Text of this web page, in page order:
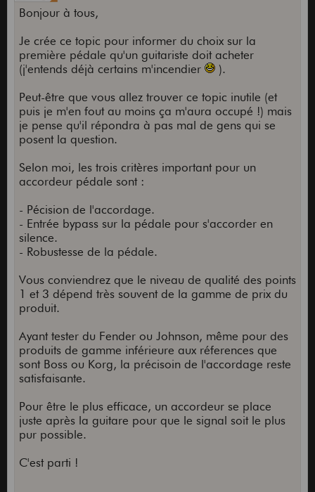
Bonjour à tous,
Je crée ce topic pour informer du choix sur la
première pédale qu'un guitariste doit acheter
(j'entends déjà certains m'incendier
).
Peut-être que vous allez trouver ce topic inutile (et
puis je m'en fout au moins ça m'aura occupé !) mais
je pense qu'il répondra à pas mal de gens qui se
posent la question.
Selon moi, les trois critères important pour un
accordeur pédale sont :
- Pécision de l'accordage.
- Entrée bypass sur la pédale pour s'accorder en
silence.
- Robustesse de la pédale.
Vous conviendrez que le niveau de qualité des points
1 et 3 dépend très souvent de la gamme de prix du
produit.
Ayant tester du Fender ou Johnson, même pour des
produits de gamme inférieure aux réferences que
sont Boss ou Korg, la précisoin de l'accordage reste
satisfaisante.
Pour être le plus efficace, un accordeur se place
juste après la guitare pour que le signal soit le plus
pur possible.
C'est parti !